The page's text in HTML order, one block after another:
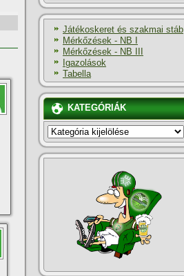
Játékoskeret és szakmai stáb
Mérkőzések - NB I
Mérkőzések - NB III
Igazolások
Tabella
KATEGÓRIÁK
KATEGÓRIÁK